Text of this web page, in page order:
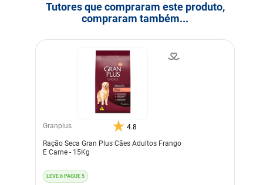
Tutores que compraram este produto,
compraram também...
Granplus 4.8
Ração Seca Gran Plus Cães Adultos Frango
E Carne - 15Kg
LEVE 6 PAGUE 5